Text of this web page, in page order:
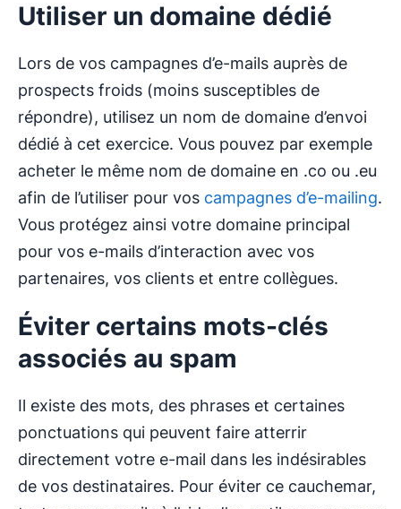
Utiliser un domaine dédié
Lors de vos campagnes d’e-mails auprès de
prospects froids (moins susceptibles de
répondre), utilisez un nom de domaine d’envoi
dédié à cet exercice. Vous pouvez par exemple
acheter le même nom de domaine en .co ou .eu
afin de l’utiliser pour vos campagnes d’e-mailing.
Vous protégez ainsi votre domaine principal
pour vos e-mails d’interaction avec vos
partenaires, vos clients et entre collègues.
Éviter certains mots-clés
associés au spam
Il existe des mots, des phrases et certaines
ponctuations qui peuvent faire atterrir
directement votre e-mail dans les indésirables
de vos destinataires. Pour éviter ce cauchemar,